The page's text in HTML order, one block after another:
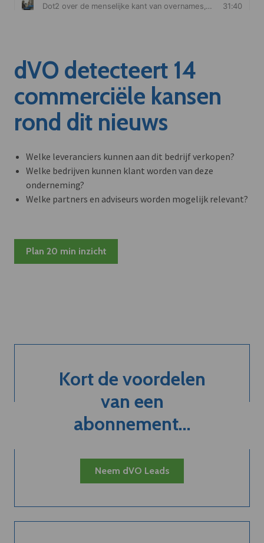
dVO detecteert 14
commerciële kansen
rond dit nieuws
Welke leveranciers kunnen aan dit bedrijf verkopen?
Welke bedrijven kunnen klant worden van deze
onderneming?
Welke partners en adviseurs worden mogelijk relevant?
Plan 20 min inzicht
Kort de voordelen
van een
abonnement...
Neem dVO Leads